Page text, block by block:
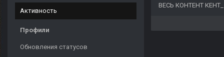
Активность
Профили
Обновления статусов
ВЕСЬ КОНТЕНТ КЕНТ_